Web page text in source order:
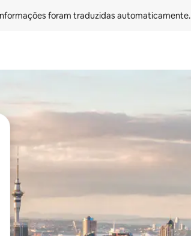
foram traduzidas automaticamente.